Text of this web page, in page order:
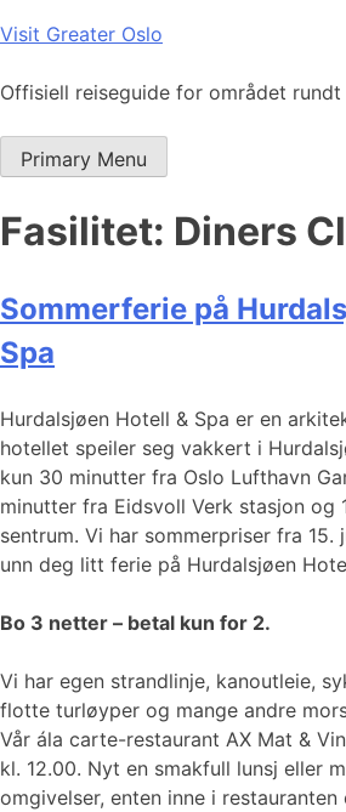
Skip
content
Visit Greater Oslo
Offisiell reiseguide for området rundt
Primary Menu
Fasilitet: Diners
Sommerferie på
Spa
Hurdalsjøen Hotell & Spa er en
hotellet speiler seg vakkert i
kun 30 minutter fra Oslo Lufthavn
minutter fra Eidsvoll Verk stasjon og
sentrum. Vi har sommerpriser fra 15.
unn deg litt ferie på Hurdalsjøen
Bo 3 netter – betal kun for 2.
Vi har egen strandlinje, kanoutleie,
flotte turløyper og mange andre
Vår ála carte-restaurant AX Mat &
kl. 12.00. Nyt en smakfull lunsj eller
omgivelser, enten inne i